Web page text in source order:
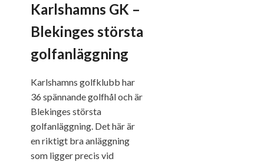
Karlshamns GK –
Blekinges största
golfanläggning
Karlshamns golfklubb har
36 spännande golfhål och är
Blekinges största
golfanläggning. Det här är
en riktigt bra anläggning
som ligger precis vid